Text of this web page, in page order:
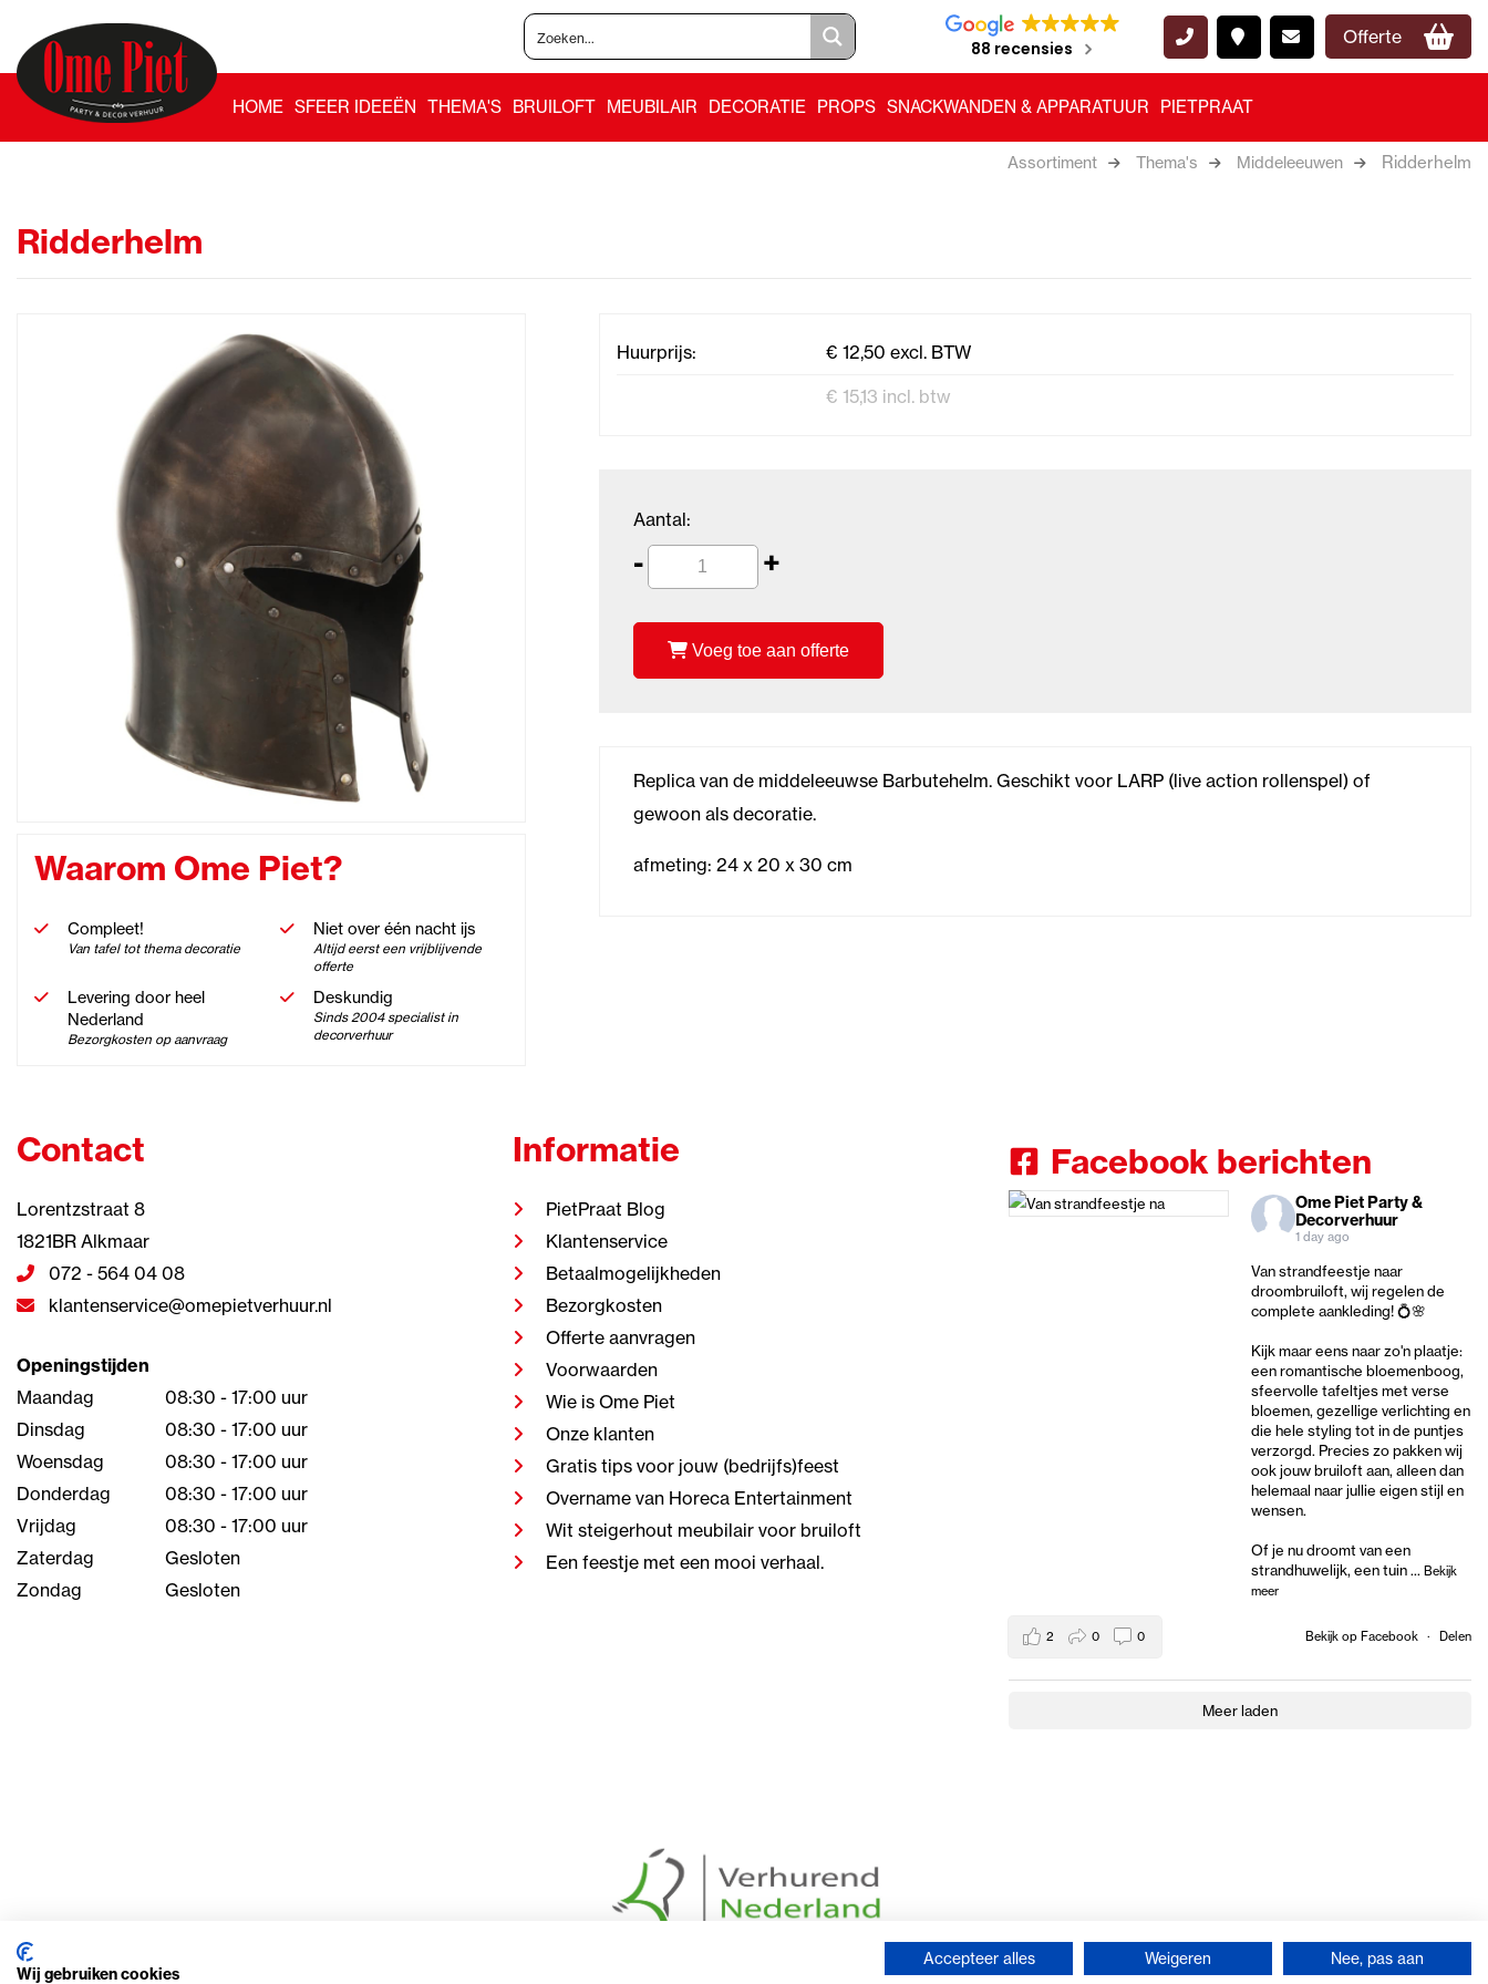
88 recensies
Offerte
HOME SFEER IDEEËN THEMA'S BRUILOFT MEUBILAIR DECORATIE PROPS SNACKWANDEN & APPARATUUR PIETPRAAT
Assortiment Thema's Middeleeuwen Ridderhelm
Ridderhelm
Waarom Ome Piet?
Compleet!
Van tafel tot thema decoratie
Niet over één nacht ijs
Altijd eerst een vrijblijvende
offerte
Levering door heel
Nederland
Bezorgkosten op aanvraag
Deskundig
Sinds 2004 specialist in
decorverhuur
Huurprijs:
€ 12,50 excl. BTW
€ 15,13 incl. btw
Aantal:
- +
Voeg toe aan offerte
Replica van de middeleeuwse Barbutehelm. Geschikt voor LARP (live action rollenspel) of
gewoon als decoratie.
afmeting: 24 x 20 x 30 cm
Contact
Lorentzstraat 8
1821BR Alkmaar
072 - 564 04 08
klantenservice@omepietverhuur.nl
Openingstijden
Maandag
08:30 - 17:00 uur
Dinsdag
08:30 - 17:00 uur
Woensdag
08:30 - 17:00 uur
Donderdag
08:30 - 17:00 uur
Vrijdag
08:30 - 17:00 uur
Zaterdag
Gesloten
Zondag
Gesloten
Informatie
PietPraat Blog
Klantenservice
Betaalmogelijkheden
Bezorgkosten
Offerte aanvragen
Voorwaarden
Wie is Ome Piet
Onze klanten
Gratis tips voor jouw (bedrijfs)feest
Overname van Horeca Entertainment
Wit steigerhout meubilair voor bruiloft
Een feestje met een mooi verhaal.
Facebook berichten
Ome Piet Party &
Decorverhuur
1 day ago
Van strandfeestje naar
droombruiloft, wij regelen de
complete aankleding! 💍🌸
Kijk maar eens naar zo'n plaatje:
een romantische bloemenboog,
sfeervolle tafeltjes met verse
bloemen, gezellige verlichting en
die hele styling tot in de puntjes
verzorgd. Precies zo pakken wij
ook jouw bruiloft aan, alleen dan
helemaal naar jullie eigen stijl en
wensen.
Of je nu droomt van een
strandhuwelijk, een tuin... Bekijk
meer
Bekijk op Facebook · Delen
2 0 0
Meer laden
Wij gebruiken cookies
Accepteer alles Weigeren Nee, pas aan